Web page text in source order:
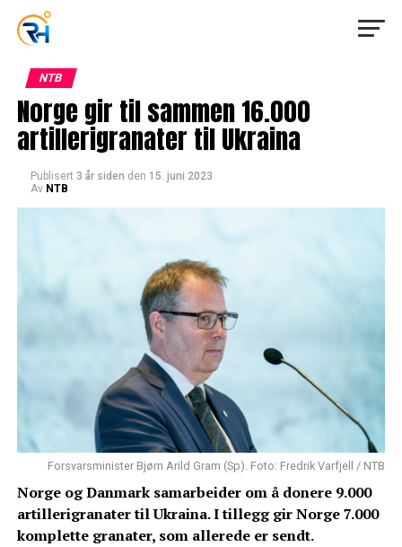
NTB
Norge gir til sammen 16.000
artillerigranater til Ukraina
Publisert 3 år siden den 15. juni 2023
Av NTB
Forsvarsminister Bjørn Arild Gram (Sp). Foto: Fredrik Varfjell / NTB
Norge og Danmark samarbeider om å donere 9.000
artillerigranater til Ukraina. I tillegg gir Norge 7.000
komplette granater, som allerede er sendt.